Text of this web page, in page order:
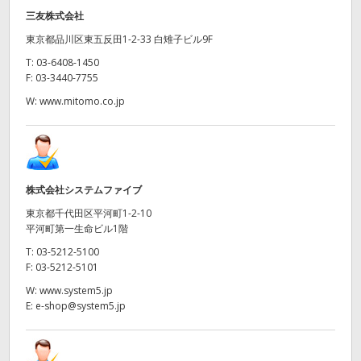
三友株式会社
東京都品川区東五反田1-2-33 白雉子ビル9F
T: 03-6408-1450
F: 03-3440-7755
W: www.mitomo.co.jp
株式会社システムファイブ
東京都千代田区平河町1-2-10
平河町第一生命ビル1階
T: 03-5212-5100
F: 03-5212-5101
W: www.system5.jp
E: e-shop@system5.jp